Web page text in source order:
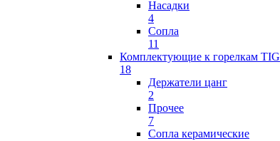
Насадки
4
Сопла
11
Комплектующие к горелкам TIG
18
Держатели цанг
2
Прочее
7
Сопла керамические